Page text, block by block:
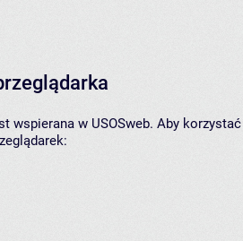
wspierana w USOSweb. Aby